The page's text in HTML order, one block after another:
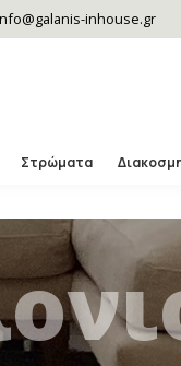
inhouse.gr
Στρώματα